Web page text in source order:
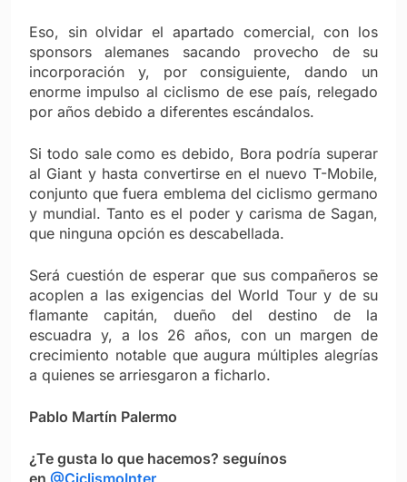
Eso, sin olvidar el apartado comercial, con los
sponsors alemanes sacando provecho de su
incorporación y, por consiguiente, dando un
enorme impulso al ciclismo de ese país, relegado
por años debido a diferentes escándalos.
Si todo sale como es debido, Bora podría superar
al Giant y hasta convertirse en el nuevo T-Mobile,
conjunto que fuera emblema del ciclismo germano
y mundial. Tanto es el poder y carisma de Sagan,
que ninguna opción es descabellada.
Será cuestión de esperar que sus compañeros se
acoplen a las exigencias del World Tour y de su
flamante capitán, dueño del destino de la
escuadra y, a los 26 años, con un margen de
crecimiento notable que augura múltiples alegrías
a quienes se arriesgaron a ficharlo.
Pablo Martín Palermo
¿Te gusta lo que hacemos? seguínos
en @CiclismoInter